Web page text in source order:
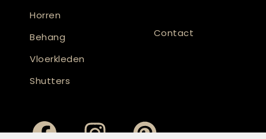
Horren
Behang
Vloerkleden
Shutters
Contact